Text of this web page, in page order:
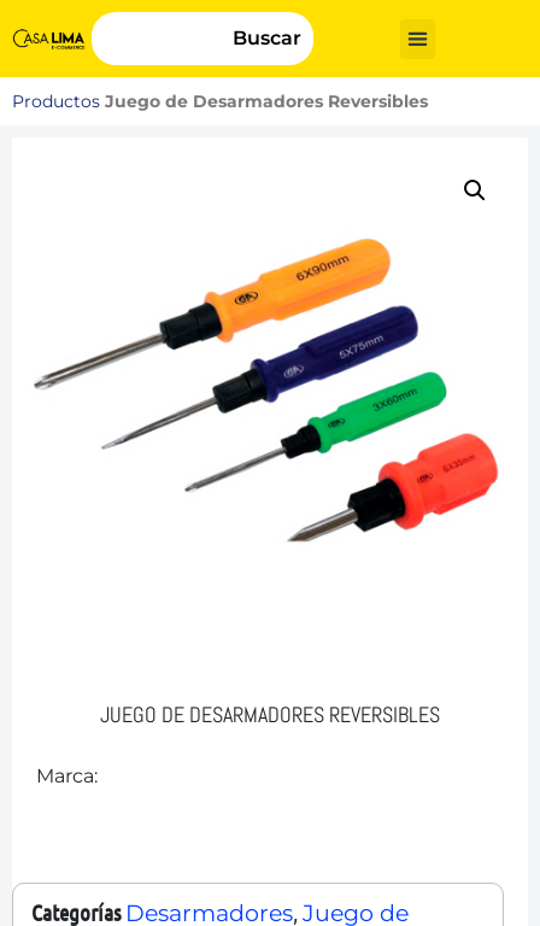
Buscar
Productos Juego de Desarmadores Reversibles
JUEGO DE DESARMADORES REVERSIBLES
Marca:
Categorías Desarmadores,Juego de